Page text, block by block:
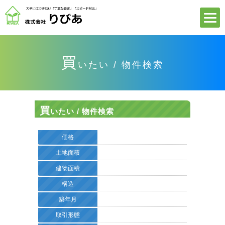
買 いたい / 物件検索
買いたい / 物件検索
価格
土地面積
建物面積
構造
築年月
取引形態